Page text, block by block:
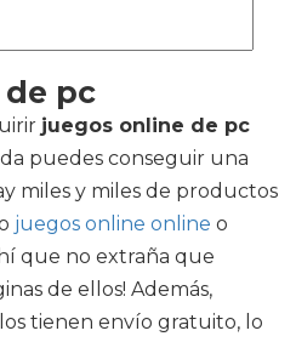
pc
juegos online de pc
puedes conseguir una
miles y miles de productos
juegos online online o
que no extraña que
de ellos! Además,
tienen envío gratuito, lo